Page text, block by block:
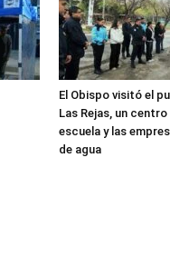
El Obispo visitó el
Las Rejas, un
escuela y las
de agua